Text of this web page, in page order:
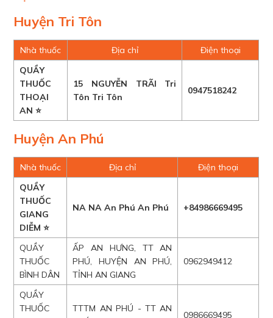
Huyện Tri Tôn
Nhà thuốc Địa chỉ
Điện thoại
QUẦY
THUỐC
THOẠI
AN ⭐
15 NGUYỄN TRÃI Tri
Tôn Tri Tôn
0947518242
Huyện An Phú
Nhà thuốc Địa chỉ
Điện thoại
QUẦY
THUỐC
GIANG
DIỄM ⭐
NA NA An Phú An Phú +84986669495
QUẦY
THUỐC
BÌNH DÂN
ẤP AN HƯNG, TT AN
PHÚ, HUYỆN AN PHÚ,
TỈNH AN GIANG
0962949412
QUẦY
THUỐC
TTTM AN PHÚ - TT AN
0986669495